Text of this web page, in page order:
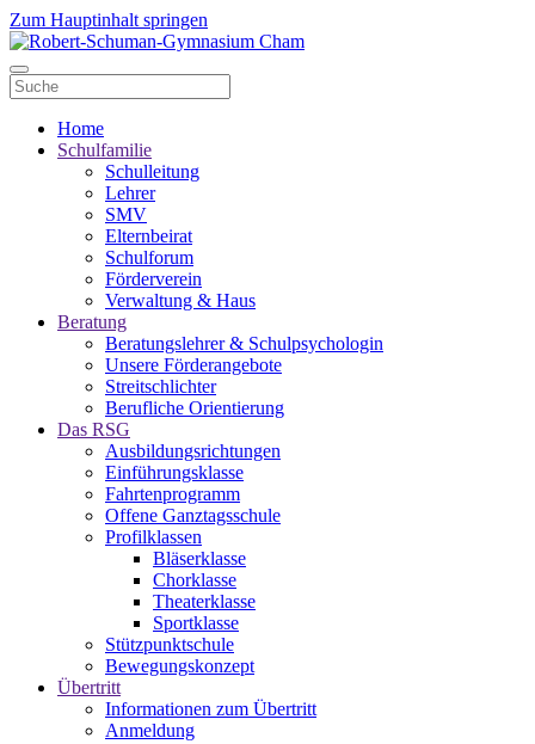
Zum Hauptinhalt springen
Home
Schulfamilie
Schulleitung
Lehrer
SMV
Elternbeirat
Schulforum
Förderverein
Verwaltung & Haus
Beratung
Beratungslehrer & Schulpsychologin
Unsere Förderangebote
Streitschlichter
Berufliche Orientierung
Das RSG
Ausbildungsrichtungen
Einführungsklasse
Fahrtenprogramm
Offene Ganztagsschule
Profilklassen
Bläserklasse
Chorklasse
Theaterklasse
Sportklasse
Stützpunktschule
Bewegungskonzept
Übertritt
Informationen zum Übertritt
Anmeldung